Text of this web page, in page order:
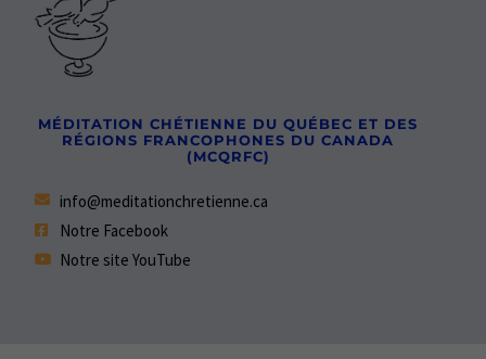
MÉDITATION CHÉTIENNE DU QUÉBEC ET DES
RÉGIONS FRANCOPHONES DU CANADA
(MCQRFC)
info@meditationchretienne.ca
Notre Facebook
Notre site YouTube